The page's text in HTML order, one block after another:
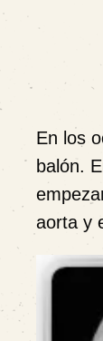
En los
balón.
aorta y